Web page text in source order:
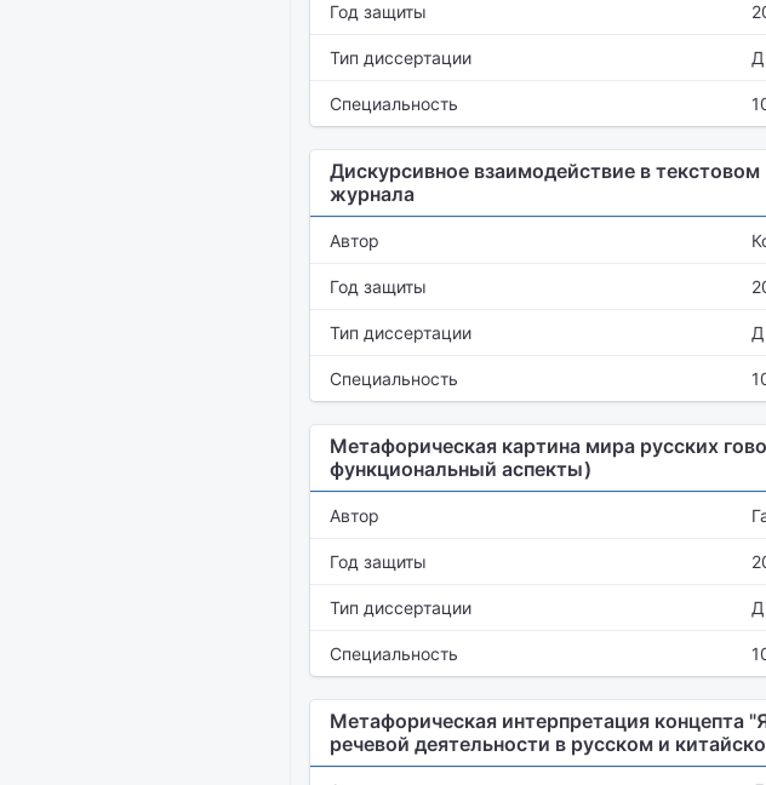
Год защиты
Тип диссертации
Специальность
Дискурсивное взаимодействие в
журнала
Автор
Год защиты
Тип диссертации
Специальность
Метафорическая картина мира русских
функциональный аспекты)
Автор
Год защиты
Тип диссертации
Специальность
Метафорическая интерпретация концепта
речевой деятельности в русском и